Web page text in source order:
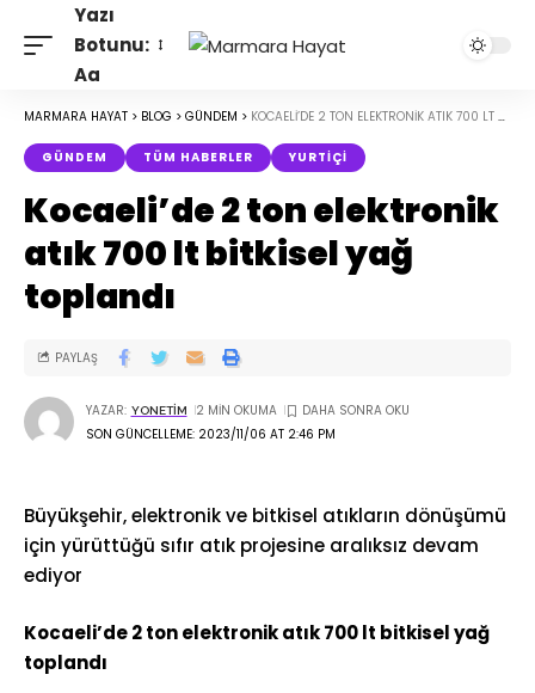
Yazı
Botunu:
Aa
MARMARA HAYAT > BLOG > GÜNDEM > KOCAELI’DE 2 TON ELEKTRONIK ATIK 700 LT BITKISEL YAĞ TOPLANDI
GÜNDEM TÜM HABERLER YURTIÇI
Kocaeli’de 2 ton elektronik
atık 700 lt bitkisel yağ
toplandı
SON GÜNCELLEME: 2023/11/06 AT 2:46 PM
YAZAR: YONETIM 2 MIN OKUMA
PAYLAŞ
Büyükşehir, elektronik ve bitkisel atıkların dönüşümü
için yürüttüğü sıfır atık projesine aralıksız devam
ediyor
Kocaeli’de 2 ton elektronik atık 700 lt bitkisel yağ
toplandı